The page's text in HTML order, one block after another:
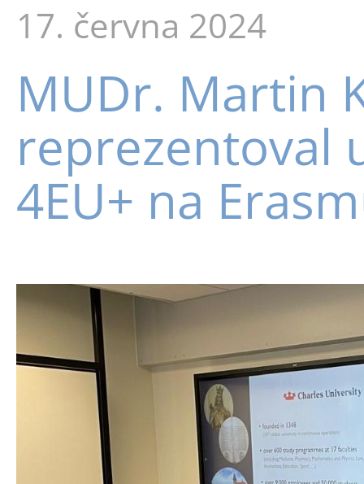
17. června 2024
MUDr. Martin
reprezentoval
4EU+ na